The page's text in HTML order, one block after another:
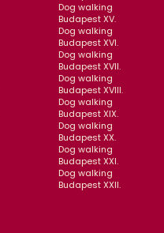
Dog walking
Budapest XV.
Dog walking
Budapest XVI.
Dog walking
Budapest XVII.
Dog walking
Budapest XVIII.
Dog walking
Budapest XIX.
Dog walking
Budapest XX.
Dog walking
Budapest XXI.
Dog walking
Budapest XXII.